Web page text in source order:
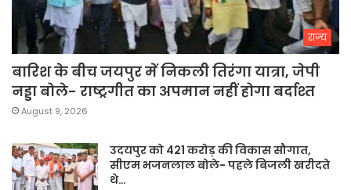
राज्य
बारिश के बीच जयपुर में निकली तिरंगा यात्रा, जेपी
नड्डा बोले- राष्ट्रगीत का अपमान नहीं होगा बर्दाश्त
August 9, 2026
उदयपुर को 421 करोड़ की विकास सौगात,
सीएम भजनलाल बोले- पहले बिजली खरीदते
थे…